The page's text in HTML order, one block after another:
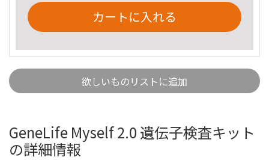
カートに入れる
欲しいものリストに追加
GeneLife Myself 2.0 遺伝子検査キット
の詳細情報